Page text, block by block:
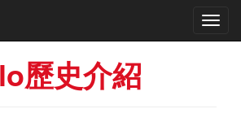
歷史介紹